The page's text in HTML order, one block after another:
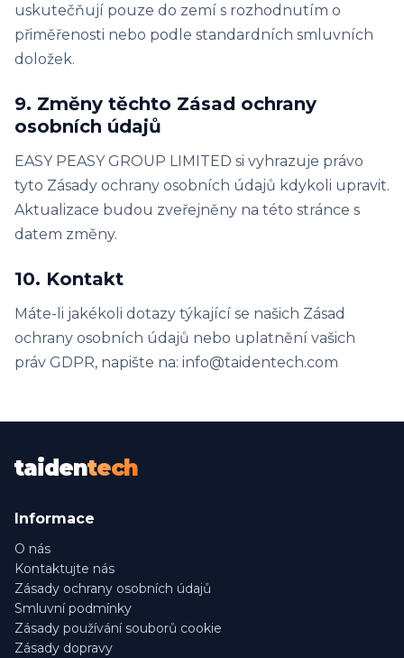
uskutečňují pouze do zemí s rozhodnutím o
přiměřenosti nebo podle standardních smluvních
doložek.
9. Změny těchto Zásad ochrany
osobních údajů
EASY PEASY GROUP LIMITED si vyhrazuje právo
tyto Zásady ochrany osobních údajů kdykoli upravit.
Aktualizace budou zveřejněny na této stránce s
datem změny.
10. Kontakt
Máte-li jakékoli dotazy týkající se našich Zásad
ochrany osobních údajů nebo uplatnění vašich
práv GDPR, napište na: info@taidentech.com
taidentech
Informace
O nás
Kontaktujte nás
Zásady ochrany osobních údajů
Smluvní podmínky
Zásady používání souborů cookie
Zásady dopravy